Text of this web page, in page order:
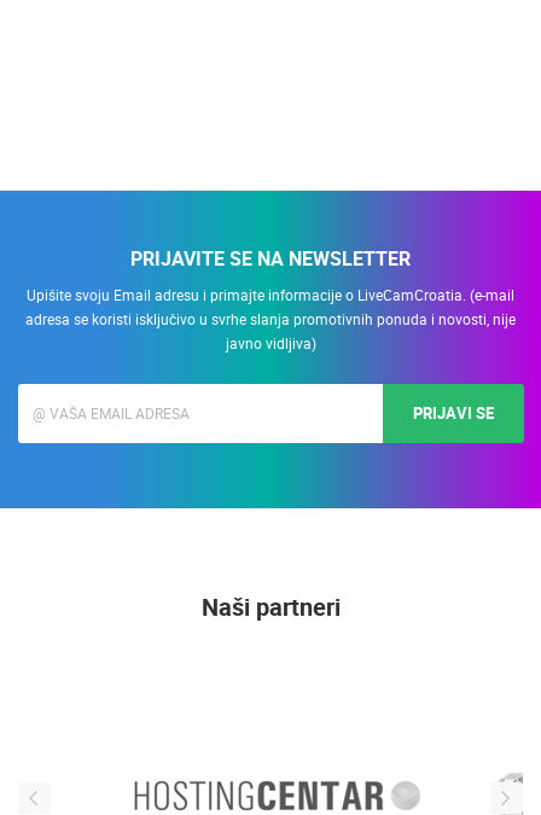
PRIJAVITE SE NA NEWSLETTER
Upišite svoju Email adresu i primajte informacije o LiveCamCroatia. (e-mail
adresa se koristi isključivo u svrhe slanja promotivnih ponuda i novosti, nije
javno vidljiva)
PRIJAVI SE
Naši partneri